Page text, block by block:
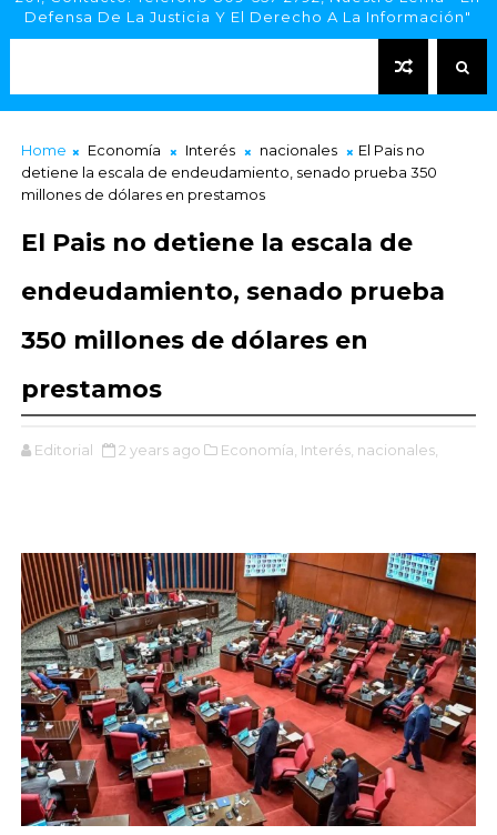
Defensa De La Justicia Y El Derecho A La Información"
Home Economía Interés nacionales
El Pais no
detiene la escala de endeudamiento, senado prueba 350
millones de dólares en prestamos
El Pais no detiene la escala de
endeudamiento, senado prueba
350 millones de dólares en
prestamos
Editorial 2 years ago Economía, Interés, nacionales,